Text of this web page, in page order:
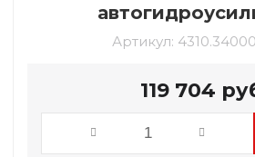
Артикул:
119 704